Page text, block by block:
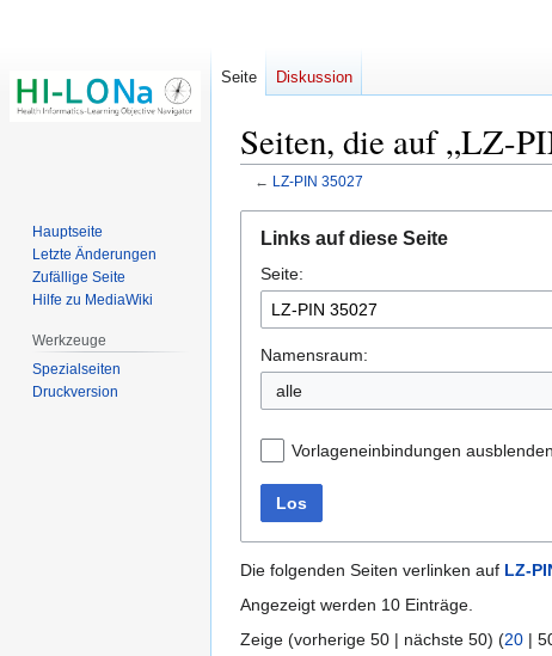
Seiten, die auf „LZ-
← LZ-PIN 35027
Navigation
springen
Suche
springen
Links auf diese Seite
Seite:
Namensraum:
alle
Vorlageneinbindungen ausblenden
Los
Die folgenden Seiten verlinken auf LZ-
Angezeigt werden 10 Einträge.
Zeige (vorherige 50 | nächste 50) (20 |
Seite Diskussion
Hauptseite
Letzte Änderungen
Zufällige Seite
Hilfe zu MediaWiki
Werkzeuge
Spezialseiten
Druckversion